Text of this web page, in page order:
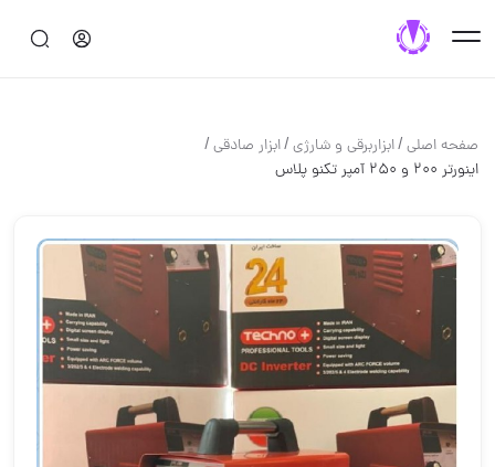
صفحه اصلی/ابزاربرقی و شارژی/ابزار صادقی/
اینورتر ٢٠٠ و ٢۵٠ آمپر تکنو پلاس